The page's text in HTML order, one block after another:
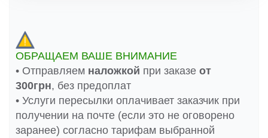
ОБРАЩАЕМ ВАШЕ ВНИМАНИЕ
• Отправляем наложкой при заказе от
300грн, без предоплат
• Услуги пересылки оплачивает заказчик при
получении на почте (если это не оговорено
заранее) согласно тарифам выбранной